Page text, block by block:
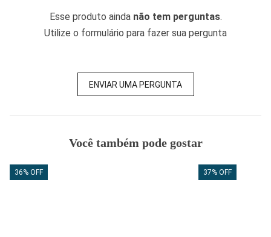
Esse produto ainda não tem perguntas.
Utilize o formulário para fazer sua pergunta
ENVIAR UMA PERGUNTA
Você também pode gostar
36% OFF 37% OFF